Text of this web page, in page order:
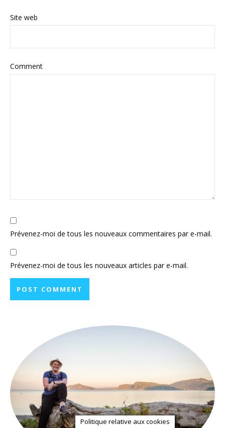
Site web
Comment
Prévenez-moi de tous les nouveaux commentaires par e-mail.
Prévenez-moi de tous les nouveaux articles par e-mail.
Politique relative aux cookies